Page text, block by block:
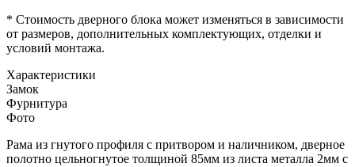
* Стоимость дверного блока может изменяться в зависимости
от размеров, дополнительных комплектующих, отделки и
условий монтажа.
Характеристики
Замок
Фурнитура
Фото
Рама из гнутого профиля с притвором и наличником, дверное
полотно цельногнутое толщиной 85мм из листа металла 2мм c